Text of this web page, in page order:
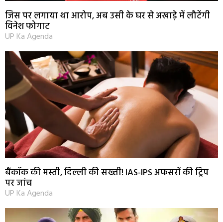
जिस पर लगाया था आरोप, अब उसी के घर से अखाड़े में लौटेंगी
विनेश फोगाट
UP Ka Agenda
बैंकॉक की मस्ती, दिल्ली की सख्ती! IAS-IPS अफसरों की ट्रिप
पर जांच
UP Ka Agenda